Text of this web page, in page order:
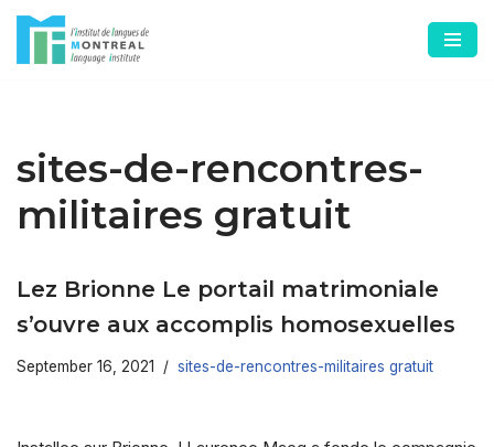
Skip
sites-de-rencontres-
militaires gratuit
Lez Brionne Le portail matrimoniale
s’ouvre aux accomplis homosexuelles
September 16, 2021 sites-de-rencontres-militaires gratuit